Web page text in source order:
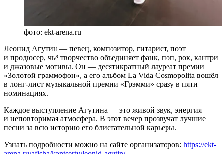
фото: ekt-arena.ru
Леонид Агутин — певец, композитор, гитарист, поэт
и продюсер, чьё творчество объединяет фанк, поп, рок, кантри
и джазовые мотивы. Он — десятикратный лауреат премии
«Золотой граммофон», а его альбом La Vida Cosmopolita вошёл
в лонг-лист музыкальной премии «Грэмми» сразу в пяти
номинациях.
Каждое выступление Агутина — это живой звук, энергия
и неповторимая атмосфера. В этот вечер прозвучат лучшие
песни за всю историю его блистательной карьеры.
Узнать подробности можно на сайте организаторов: https://ekt-